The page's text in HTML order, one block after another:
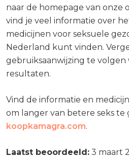
naar de homepage van onze
vind je veel informatie over
medicijnen voor seksuele
Nederland kunt vinden.
gebruiksaanwijzing te volgen
resultaten.
Vind de informatie en
om langer van betere seks te
koopkamagra.com.
Laatst beoordeeld: 3 maart